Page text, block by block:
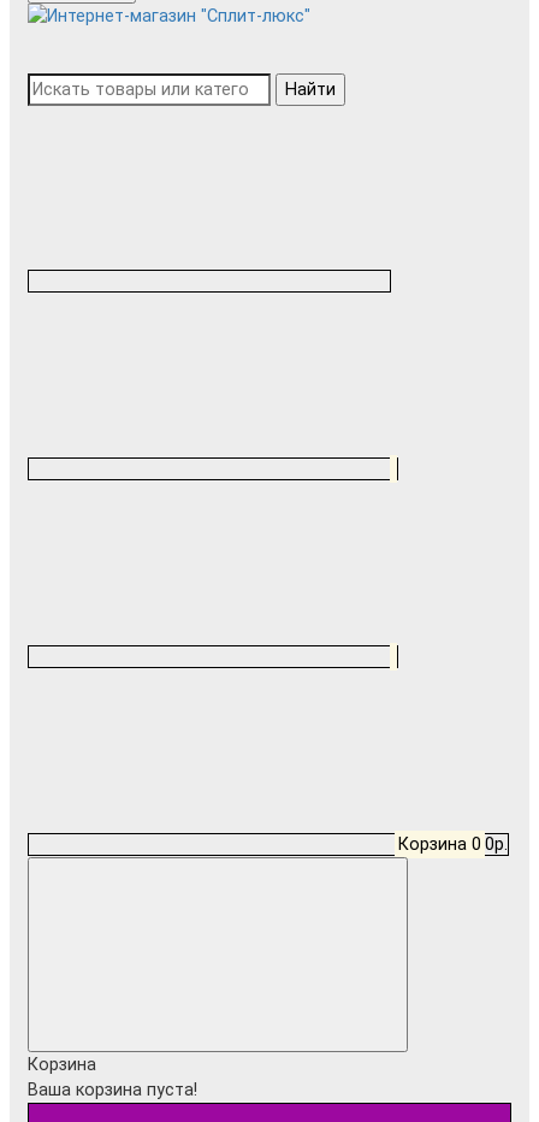
Найти
Корзина 0 0р.
Корзина
Ваша корзина пуста!